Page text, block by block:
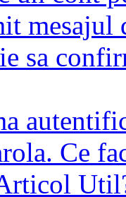
mesajul
sa
Ce